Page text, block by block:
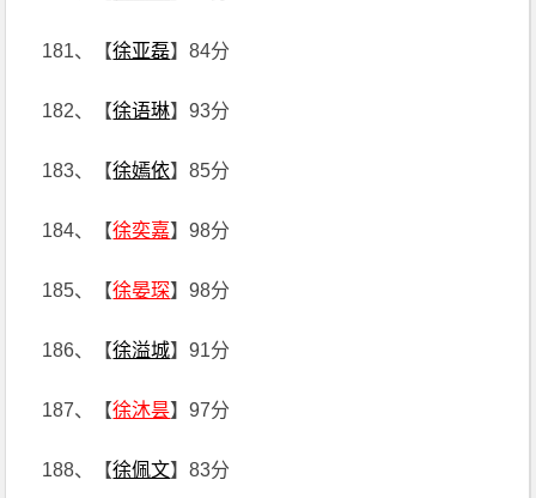
181、【徐亚磊】84分
182、【徐语琳】93分
183、【徐嫣依】85分
184、【徐奕嘉】98分
185、【徐晏琛】98分
186、【徐溢城】91分
187、【徐沐昙】97分
188、【徐佩文】83分